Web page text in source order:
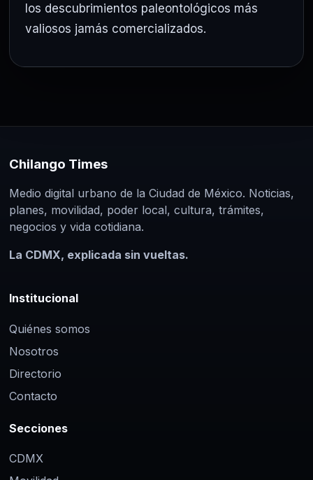
los descubrimientos paleontológicos más
valiosos jamás comercializados.
Chilango Times
Medio digital urbano de la Ciudad de México. Noticias,
planes, movilidad, poder local, cultura, trámites,
negocios y vida cotidiana.
La CDMX, explicada sin vueltas.
Institucional
Quiénes somos
Nosotros
Directorio
Contacto
Secciones
CDMX